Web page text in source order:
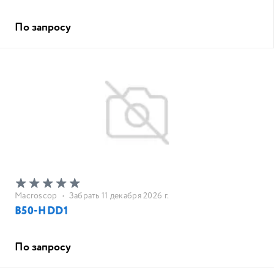
По запросу
Macroscop • Забрать 11 декабря 2026 г.
B50-HDD1
По запросу